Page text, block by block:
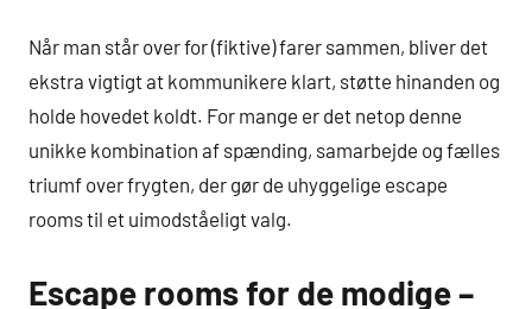
Når man står over for (fiktive) farer sammen, bliver det
ekstra vigtigt at kommunikere klart, støtte hinanden og
holde hovedet koldt. For mange er det netop denne
unikke kombination af spænding, samarbejde og fælles
triumf over frygten, der gør de uhyggelige escape
rooms til et uimodståeligt valg.
Escape rooms for de modige –